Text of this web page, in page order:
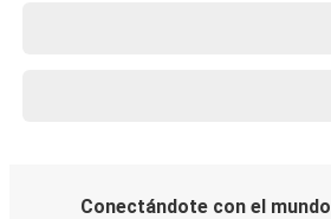
Conectándote con el mundo